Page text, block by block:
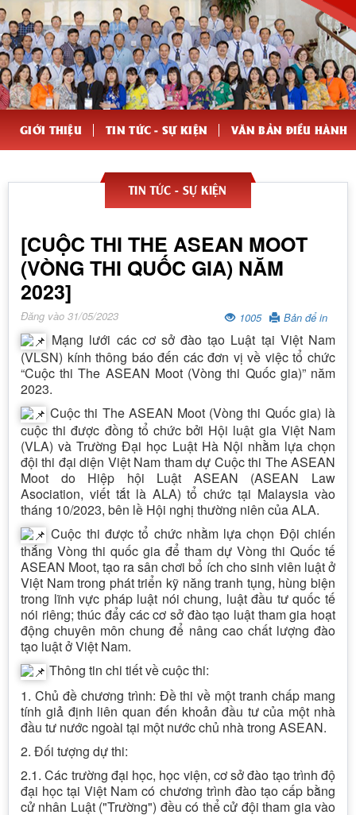
GIỚI THIỆU TIN TỨC - SỰ KIỆN VĂN BẢN ĐIỀU HÀNH
TIN TỨC - SỰ KIỆN
[CUỘC THI THE ASEAN MOOT
(VÒNG THI QUỐC GIA) NĂM
2023]
Đăng vào 31/05/2023 1005 Bản để in
Mạng lưới các cơ sở đào tạo Luật tại Việt Nam
(VLSN) kính thông báo đến các đơn vị về việc tổ chức
“Cuộc thi The ASEAN Moot (Vòng thi Quốc gia)” năm
2023.
Cuộc thi The ASEAN Moot (Vòng thi Quốc gia) là
cuộc thi được đồng tổ chức bởi Hội luật gia Việt Nam
(VLA) và Trường Đại học Luật Hà Nội nhằm lựa chọn
đội thi đại diện Việt Nam tham dự Cuộc thi The ASEAN
Moot do Hiệp hội Luật ASEAN (ASEAN Law
Asociation, viết tắt là ALA) tổ chức tại Malaysia vào
tháng 10/2023, bên lề Hội nghị thường niên của ALA.
Cuộc thi được tổ chức nhằm lựa chọn Đội chiến
thắng Vòng thi quốc gia để tham dự Vòng thi Quốc tế
ASEAN Moot, tạo ra sân chơi bổ ích cho sinh viên luật ở
Việt Nam trong phát triển kỹ năng tranh tụng, hùng biện
trong lĩnh vực pháp luật nói chung, luật đầu tư quốc tế
nói riêng; thúc đẩy các cơ sở đào tạo luật tham gia hoạt
động chuyên môn chung để nâng cao chất lượng đào
tạo luật ở Việt Nam.
Thông tin chi tiết về cuộc thi:
1. Chủ đề chương trình: Đề thi về một tranh chấp mang
tính giả định liên quan đến khoản đầu tư của một nhà
đầu tư nước ngoài tại một nước chủ nhà trong ASEAN.
2. Đối tượng dự thi:
2.1. Các trường đại học, học viện, cơ sở đào tạo trình độ
đại học tại Việt Nam có chương trình đào tạo cấp bằng
cử nhân Luật ("Trường") đều có thể cử đội tham gia vào